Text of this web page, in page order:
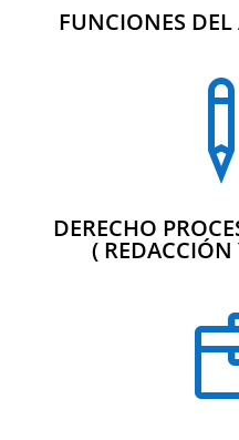
FUNCIONES
DERECHO
(